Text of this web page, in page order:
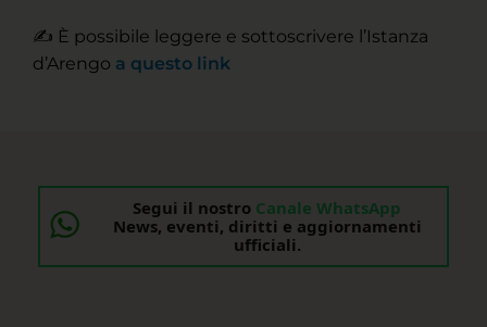
✍️ È possibile leggere e sottoscrivere l’Istanza
d’Arengo a questo link
Segui il nostro Canale WhatsApp
News, eventi, diritti e aggiornamenti
ufficiali.